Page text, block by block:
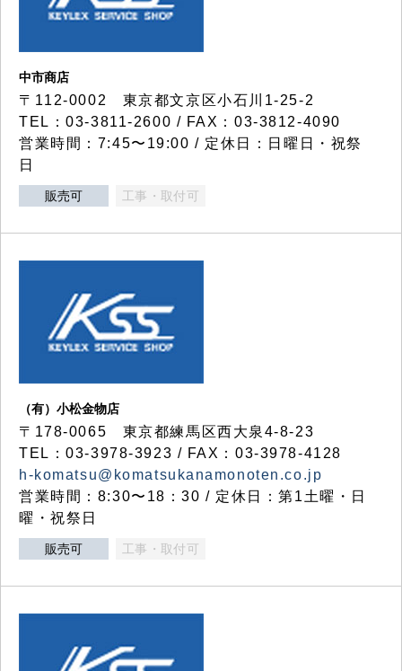
中市商店
〒112-0002 東京都文京区小石川1-25-2
TEL：03-3811-2600 / FAX：03-3812-4090
営業時間：7:45〜19:00 / 定休日：日曜日・祝祭
日
販売可 工事・取付可
（有）小松金物店
〒178-0065 東京都練馬区西大泉4-8-23
TEL：03-3978-3923 / FAX：03-3978-4128
h-komatsu@komatsukanamonoten.co.jp
営業時間：8:30〜18：30 / 定休日：第1土曜・日
曜・祝祭日
販売可 工事・取付可